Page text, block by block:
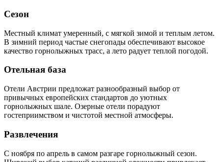
Сезон
Местный климат умеренный, с мягкой зимой и теплым летом.
В зимний период частые снегопады обеспечивают высокое
качество горнолыжных трасс, а лето радует теплой погодой.
Отельная база
Отели Австрии предложат разнообразный выбор от
привычных европейских стандартов до уютных
горнолыжных шале. Озерные отели порадуют
гостеприимством и чистотой местной атмосферы.
Развлечения
С ноября по апрель в самом разгаре горнолыжный сезон.